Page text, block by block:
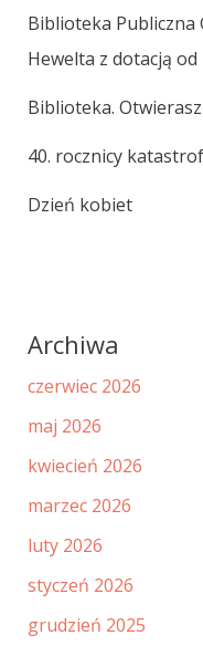
Biblioteka Publiczna
Hewelta z dotacją od
Biblioteka.
40. rocznicy
Dzień kobiet
Archiwa
czerwiec 2026
maj 2026
kwiecień 2026
marzec 2026
luty 2026
styczeń 2026
grudzień 2025